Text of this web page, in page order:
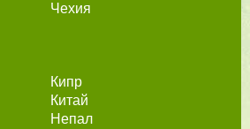
Чехия
Кипр
Китай
Непал